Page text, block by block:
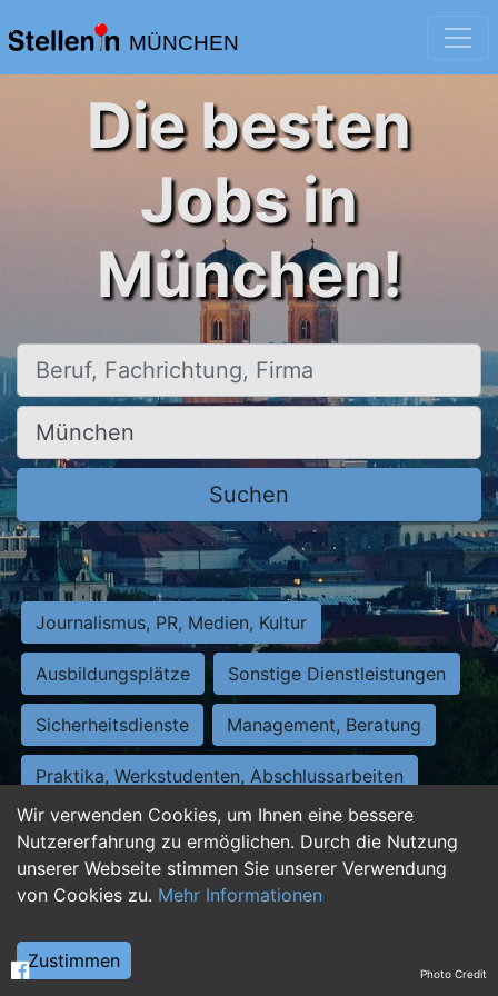
MÜNCHEN
Wir verwenden Cookies, um Ihnen eine bessere
Nutzererfahrung zu ermöglichen. Durch die Nutzung
unserer Webseite stimmen Sie unserer Verwendung
von Cookies zu. Mehr Informationen
Zustimmen
Die besten
Jobs in
München!
Beruf, Fachrichtung, Firma
Ort, Stadt
Suchen
Journalismus, PR, Medien, Kultur
Ausbildungsplätze Sonstige Dienstleistungen
Sicherheitsdienste Management, Beratung
Praktika, Werkstudenten, Abschlussarbeiten
Personalwesen Assistenz, Sekretariat
Hilfskräfte, Aushilfs- und Nebenjobs
Weiterbildung, Studium, duale Ausbildung Photo Credit